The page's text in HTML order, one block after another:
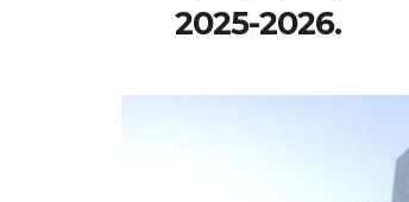
2025-2026.